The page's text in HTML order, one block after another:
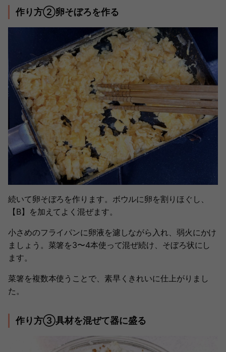
作り方②卵そぼろを作る
続いて卵そぼろを作ります。ボウルに卵を割りほぐし、
【B】を加えてよく混ぜます。
小さめのフライパンに卵液を濾しながら入れ、弱火にかけ
ましょう。菜箸を3〜4本使って混ぜ続け、そぼろ状にし
ます。
菜箸を複数本使うことで、素早くきれいに仕上がりまし
た。
作り方③具材を混ぜて器に盛る